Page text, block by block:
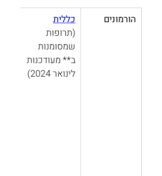
הורמונים
כללית
(תרופות
שמסומנות
ב** מעודכנות
לינואר 2024)